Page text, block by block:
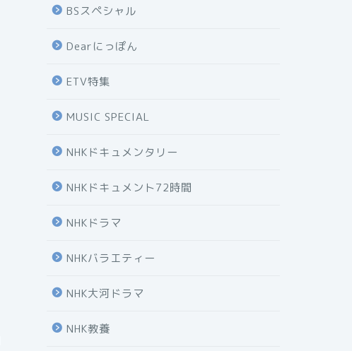
BSスペシャル
Dearにっぽん
ETV特集
MUSIC SPECIAL
NHKドキュメンタリー
NHKドキュメント72時間
NHKドラマ
NHKバラエティー
NHK大河ドラマ
NHK教養